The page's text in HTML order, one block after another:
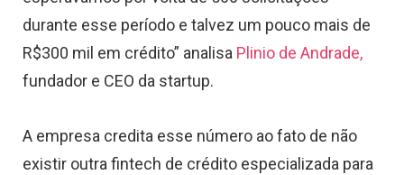
durante esse período e talvez um pouco mais de
R$300 mil em crédito” analisa Plinio de Andrade,
fundador e CEO da startup.
A empresa credita esse número ao fato de não
existir outra fintech de crédito especializada para